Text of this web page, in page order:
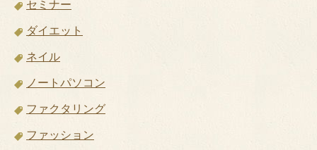
セミナー
ダイエット
ネイル
ノートパソコン
ファクタリング
ファッション